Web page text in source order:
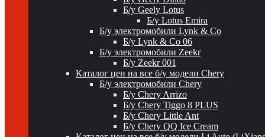
Б/у Geely Lotus
Б/у Lotus Emira
Б/у электромобили Lynk & Co
Б/у Lynk & Co 06
Б/у электромобили Zeekr
Б/у Zeekr 001
Каталог цен на все б/у модели Chery
Б/у электромобили Chery
Б/у Chery Arrizo
Б/у Chery Tiggo 8 PLUS
Б/у Chery Little Ant
Б/у Chery QQ Ice Cream